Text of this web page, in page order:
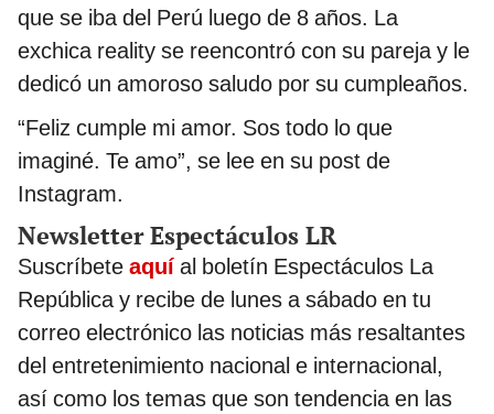
que se iba del Perú luego de 8 años. La
exchica reality se reencontró con su pareja y le
dedicó un amoroso saludo por su cumpleaños.
“Feliz cumple mi amor. Sos todo lo que
imaginé. Te amo”, se lee en su post de
Instagram.
Newsletter Espectáculos LR
Suscríbete aquí al boletín Espectáculos La
República y recibe de lunes a sábado en tu
correo electrónico las noticias más resaltantes
del entretenimiento nacional e internacional,
así como los temas que son tendencia en las